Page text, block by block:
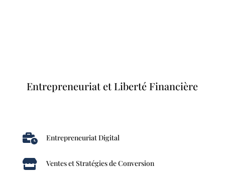
Entrepreneuriat et Liberté Financière
 Entrepreneuriat Digital
 Ventes et Stratégies de Conversion